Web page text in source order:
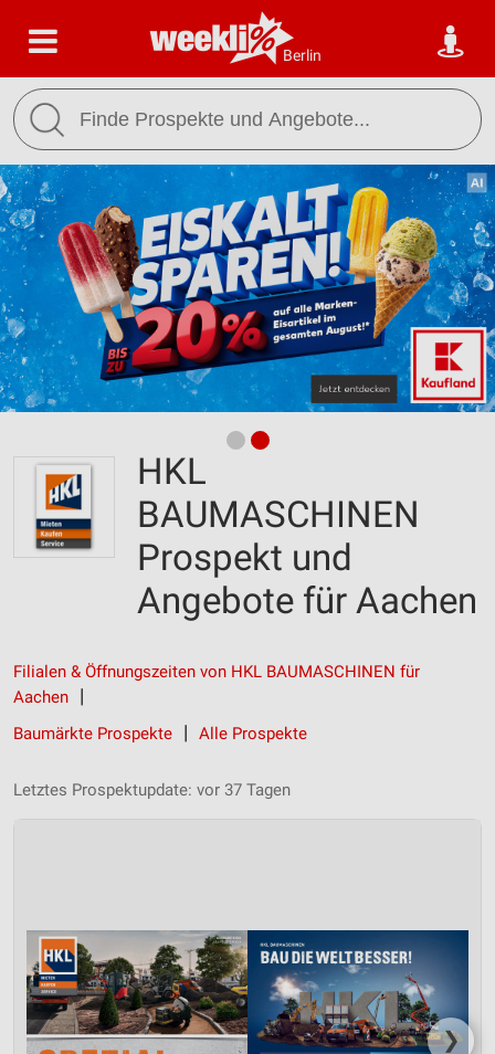
Berlin
HKL
BAUMASCHINEN
Prospekt und
Angebote für Aachen
Filialen & Öffnungszeiten von HKL BAUMASCHINEN für
Aachen
Baumärkte Prospekte
Alle Prospekte
Letztes Prospektupdate: vor 37 Tagen
❯